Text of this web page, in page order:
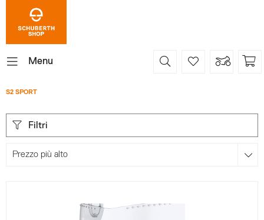
Menu
S2 SPORT
Filtri